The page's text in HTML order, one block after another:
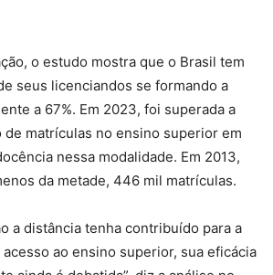
o estudo mostra que o Brasil tem
seus licenciandos se formando a
a 67%. Em 2023, foi superada a
de matrículas no ensino superior em
nessa modalidade. Em 2013,
da metade, 446 mil matrículas.
a distância tenha contribuído para a
ao ensino superior, sua eficácia